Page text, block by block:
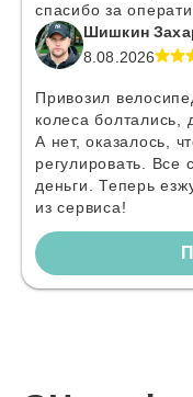
спасибо за
Шишкин
8.08.2026
Привозил
колеса болтались,
А нет, оказалось,
регулировать. Все
деньги. Теперь
из сервиса!